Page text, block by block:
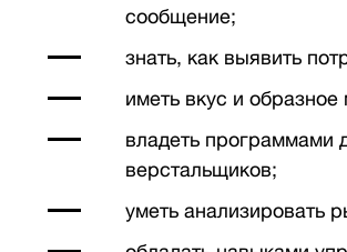
сообщение;
знать, как выявить
иметь вкус и
владеть программами
верстальщиков;
уметь анализировать